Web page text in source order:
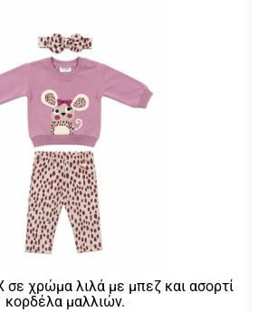
σε χρώμα λιλά με μπεζ και ασορτί
κορδέλα μαλλιών.